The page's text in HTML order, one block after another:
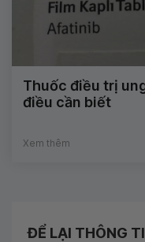
Thuốc điều trị
điều cần biết
Xem thêm
ĐỂ LẠI THÔNG